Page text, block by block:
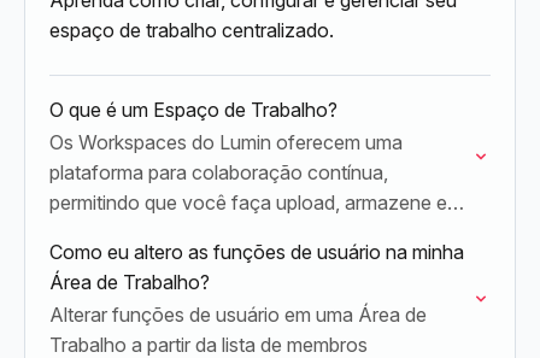
espaço de trabalho centralizado.
O que é um Espaço de Trabalho?
Os Workspaces do Lumin oferecem uma
plataforma para colaboração contínua,
permitindo que você faça upload, armazene e
organização ou com equipes e indivíduos
específicos,…
Como eu altero as funções de usuário na minha
Área de Trabalho?
Alterar funções de usuário em uma Área de
Trabalho a partir da lista de membros